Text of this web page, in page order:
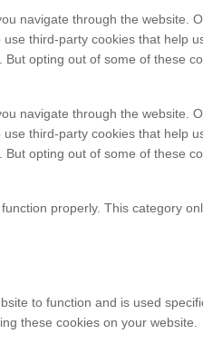
navigate through the
third-party cookies that
opting out of some of these
navigate through the
third-party cookies that
opting out of some of these
properly. This category
to function and is used
these cookies on your website.